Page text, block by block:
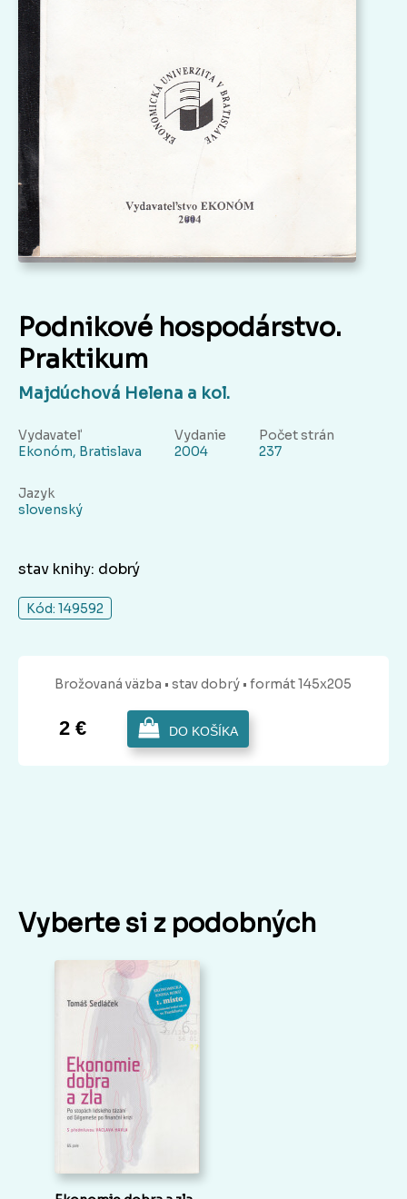
Podnikové hospodárstvo.
Praktikum
Majdúchová Helena a kol.
Vydavateľ
Ekonóm, Bratislava
Vydanie
2004
Počet strán
237
Jazyk
slovenský
stav knihy: dobrý
Kód: 149592
Brožovaná väzba • stav dobrý • formát 145x205
2 € DO KOŠÍKA
Vyberte si z podobných